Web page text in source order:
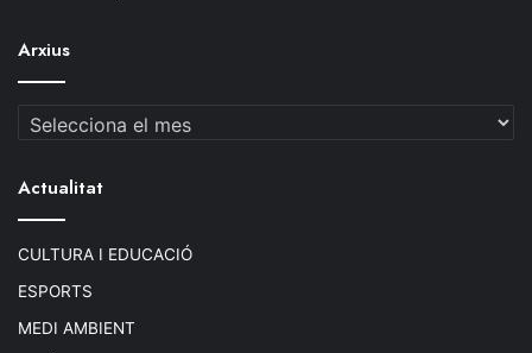
Arxius
Arxius
Actualitat
CULTURA I EDUCACIÓ
ESPORTS
MEDI AMBIENT